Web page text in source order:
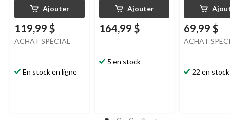
Ajouter
119,99 $
ACHAT SPÉCIAL
En stock en ligne
Ajouter
164,99 $
5 en stock
69,99 $
ACHAT
22 en stock